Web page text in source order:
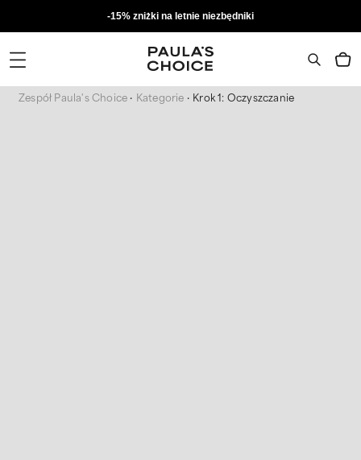
-15% zniżki na letnie niezbędniki
Zespół Paula's Choice Kategorie Krok 1: Oczyszczanie